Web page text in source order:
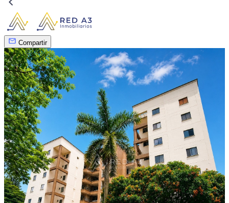
Compartir